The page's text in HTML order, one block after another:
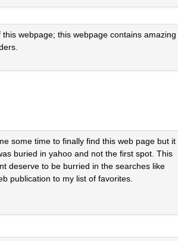
webpage; this webpage contains amazing
some time to finally find this web page but it
buried in yahoo and not the first spot. This
deserve to be burried in the searches like
publication to my list of favorites.